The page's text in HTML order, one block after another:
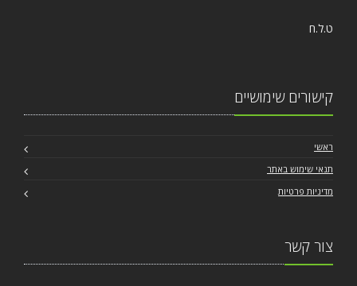
ט.ל.ח
קישורים שימושיים
ראשי
תנאי שימוש באתר
מדיניות פרטיות
צור קשר